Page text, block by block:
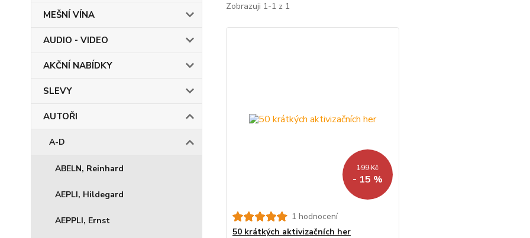
MEŠNÍ VÍNA
AUDIO - VIDEO
AKČNÍ NABÍDKY
SLEVY
AUTOŘI
A-D
ABELN, Reinhard
AEPLI, Hildegard
AEPPLI, Ernst
Zobrazuji 1-1 z 1
199 Kč
- 15 %
1 hodnocení
50 krátkých aktivizačních her